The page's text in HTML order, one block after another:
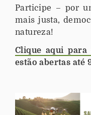
Participe – por
mais justa,
natureza!
Clique aqui para
estão abertas até